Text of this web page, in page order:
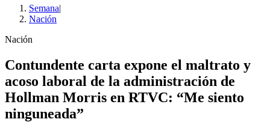
Semana|
Nación
Nación
Contundente carta expone el maltrato y
acoso laboral de la administración de
Hollman Morris en RTVC: “Me siento
ninguneada”